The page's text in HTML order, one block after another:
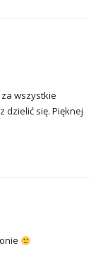
wszystkie
dzielić się. Pięknej